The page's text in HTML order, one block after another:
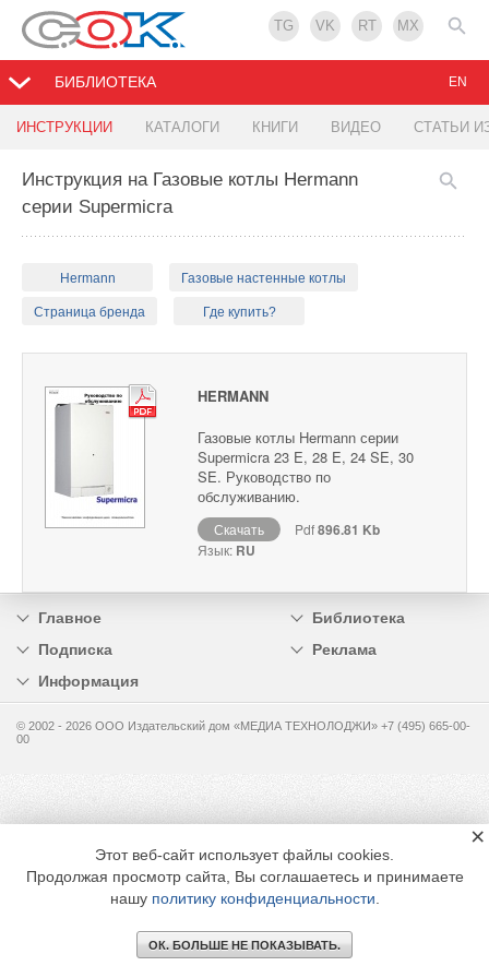
TG VK RT MX
БИБЛИОТЕКА
ИНСТРУКЦИИ КАТАЛОГИ КНИГИ ВИДЕО СТАТЬИ
EN
Инструкция на Газовые котлы Hermann
серии Supermicra
Hermann Газовые настенные котлы
Страница бренда Где купить?
HERMANN
Газовые котлы Hermann серии
Supermicra 23 E, 28 E, 24 SE, 30
SE. Руководство по
обслуживанию.
Скачать Pdf896.81 Kb
Язык: RU
Главное
Библиотека
Подписка
Реклама
Информация
© 2002 - 2026 OOO Издательский дом «МЕДИА ТЕХНОЛОДЖИ» +7 (495) 665-00-
00
Этот веб-сайт использует файлы cookies.
Продолжая просмотр сайта, Вы соглашаетесь и принимаете
нашу политику конфиденциальности
ОК. БОЛЬШЕ НЕ ПОКАЗЫВАТЬ.
×